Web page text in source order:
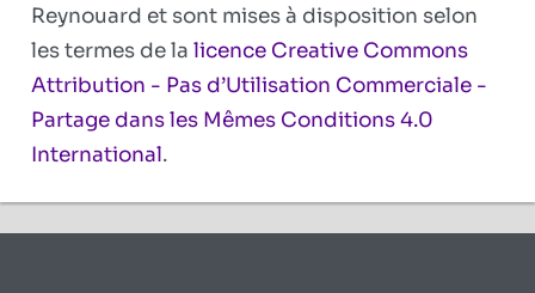
Reynouard et sont mises à disposition selon
les termes de la licence Creative Commons
Attribution - Pas d’Utilisation Commerciale -
Partage dans les Mêmes Conditions 4.0
International.